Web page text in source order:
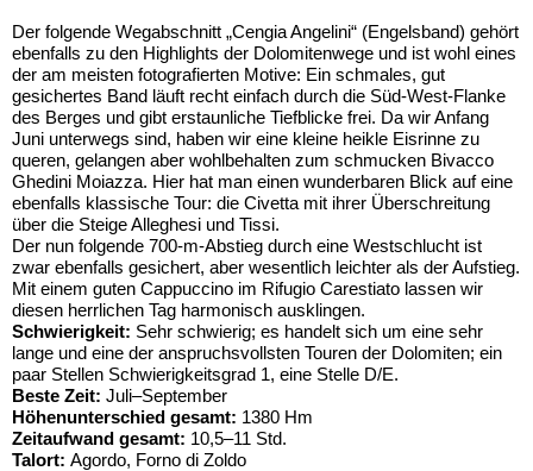
Der folgende Wegabschnitt „Cengia Angelini“ (Engelsband) gehört
ebenfalls zu den Highlights der Dolomitenwege und ist wohl eines
der am meisten fotografierten Motive: Ein schmales, gut
gesichertes Band läuft recht einfach durch die Süd-West-Flanke
des Berges und gibt erstaunliche Tiefblicke frei. Da wir Anfang
Juni unterwegs sind, haben wir eine kleine heikle Eisrinne zu
queren, gelangen aber wohlbehalten zum schmucken Bivacco
Ghedini Moiazza. Hier hat man einen wunderbaren Blick auf eine
ebenfalls klassische Tour: die Civetta mit ihrer Überschreitung
über die Steige Alleghesi und Tissi.
Der nun folgende 700-m-Abstieg durch eine Westschlucht ist
zwar ebenfalls gesichert, aber wesentlich leichter als der Aufstieg.
Mit einem guten Cappuccino im Rifugio Carestiato lassen wir
diesen herrlichen Tag harmonisch ausklingen.
Schwierigkeit: Sehr schwierig; es handelt sich um eine sehr
lange und eine der anspruchsvollsten Touren der Dolomiten; ein
paar Stellen Schwierigkeitsgrad 1, eine Stelle D/E.
Beste Zeit: Juli–September
Höhenunterschied gesamt: 1380 Hm
Zeitaufwand gesamt: 10,5–11 Std.
Talort: Agordo, Forno di Zoldo